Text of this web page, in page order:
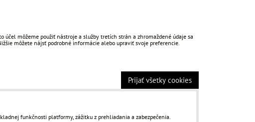
môžeme použiť nástroje a služby tretích strán a zhromaždené údaje sa
môžete nájsť podrobné informácie alebo upraviť svoje preferencie.
Prijať všetky cookies
funkčnosti platformy, zážitku z prehliadania a zabezpečenia.